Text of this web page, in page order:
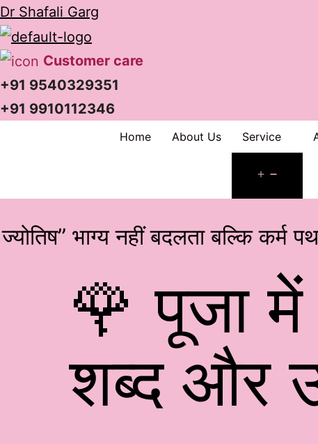
Dr Shafali Garg
Customer care
+91 9540329351
+91 9910112346
Home About Us Service
menu
ज्योतिष” भाग्य नहीं बदलता बल्कि
🌹 पूजा
शब्द और